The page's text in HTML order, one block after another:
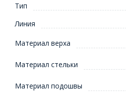
Тип
Линия
Материал верха
Материал стельки
Материал подошвы